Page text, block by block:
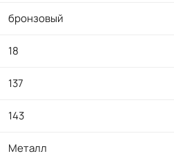
бронзовый
18
137
143
Металл